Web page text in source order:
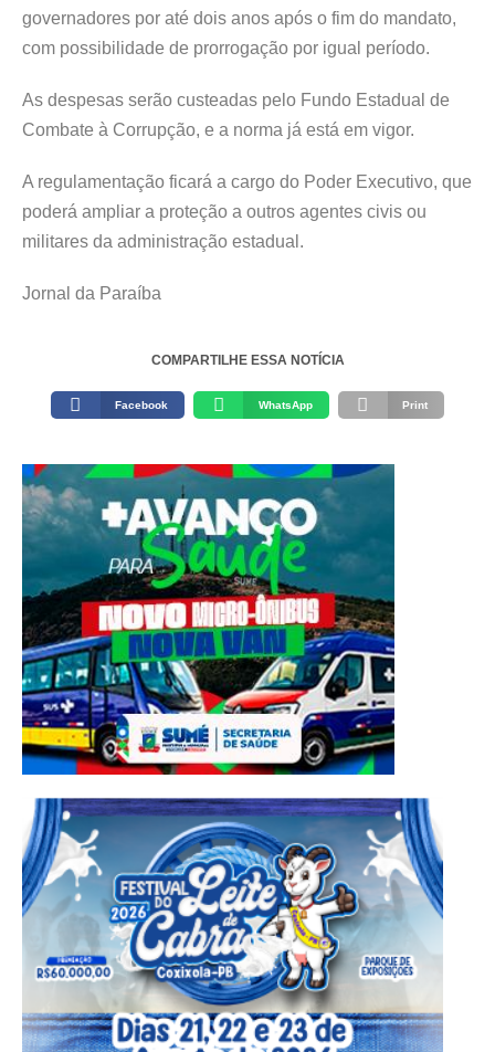
governadores por até dois anos após o fim do mandato,
com possibilidade de prorrogação por igual período.
As despesas serão custeadas pelo Fundo Estadual de
Combate à Corrupção, e a norma já está em vigor.
A regulamentação ficará a cargo do Poder Executivo, que
poderá ampliar a proteção a outros agentes civis ou
militares da administração estadual.
Jornal da Paraíba
COMPARTILHE ESSA NOTÍCIA
Facebook WhatsApp Print